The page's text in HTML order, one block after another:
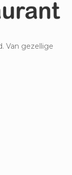
Van gezellige